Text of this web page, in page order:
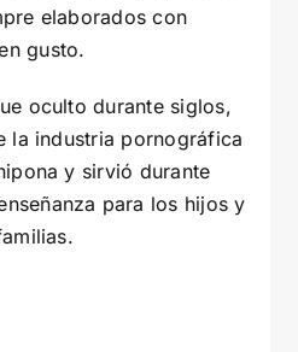
elaborados con
gusto.
oculto durante siglos,
la industria pornográfica
y sirvió durante
para los hijos y